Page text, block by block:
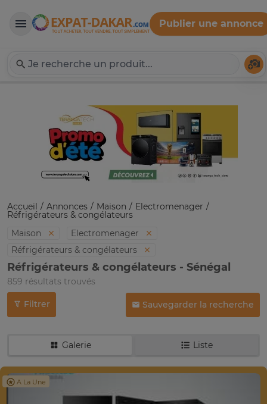
Expat-Dakar
Publier une annonce
Accueil Annonces Maison Electromenager
Réfrigérateurs & congélateurs
Maison
Electromenager
Réfrigérateurs & congélateurs
Réfrigérateurs & congélateurs - Sénégal
859 résultats trouvés
Filtrer Sauvegarder la recherche
Galerie Liste
A La Une